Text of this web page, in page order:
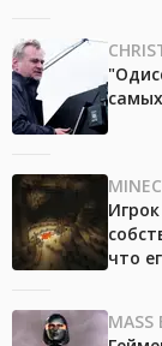
что
MASS